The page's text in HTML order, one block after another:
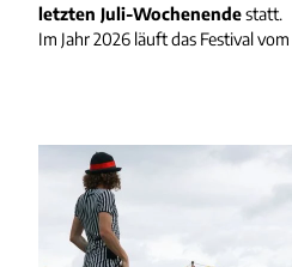
letzten Juli-Wochenendestatt.
Im Jahr 2026 läuft das Festival vom